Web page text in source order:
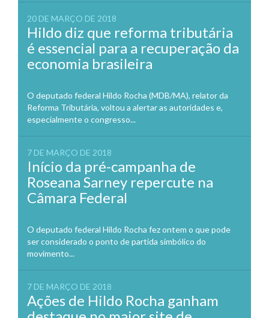
20 DE MARÇO DE 2018
Hildo diz que reforma tributária
é essencial para a recuperação da
economia brasileira
O deputado federal Hildo Rocha (MDB/MA), relator da
Reforma Tributária, voltou a alertar as autoridades e,
especialmente o congresso...
7 DE MARÇO DE 2018
Início da pré-campanha de
Roseana Sarney repercute na
Câmara Federal
O deputado federal Hildo Rocha fez ontem o que pode
ser considerado o ponto de partida simbólico do
movimento...
7 DE MARÇO DE 2018
Ações de Hildo Rocha ganham